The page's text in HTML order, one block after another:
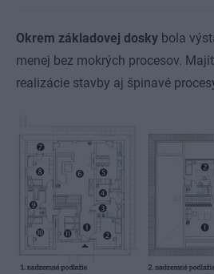
Okrem základovej dosky bola
menej bez mokrých procesov.
realizácie stavby aj špinavé